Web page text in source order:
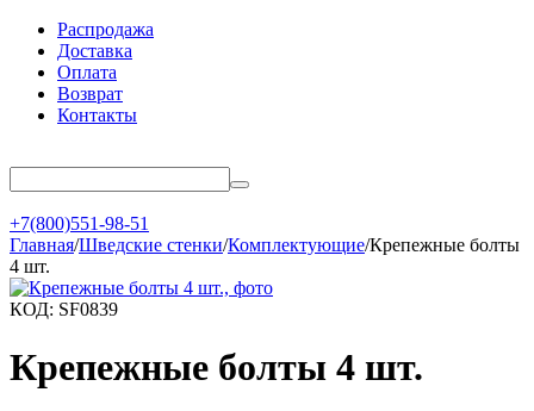
Распродажа
Доставка
Оплата
Возврат
Контакты
+7(800)551-98-51
Главная/Шведские стенки/Комплектующие/Крепежные болты
4 шт.
КОД: SF0839
Крепежные болты 4 шт.